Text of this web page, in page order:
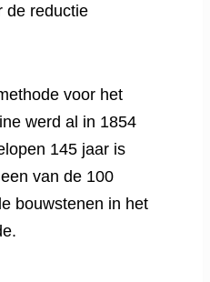
de reductie
voor het
werd al in 1854
145 jaar is
van de 100
bouwstenen in het